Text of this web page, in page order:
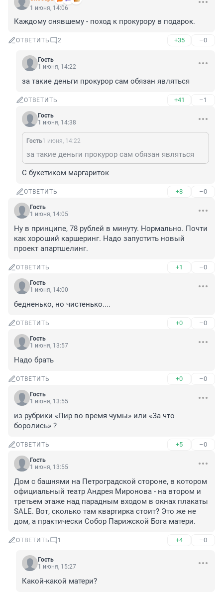
1 июня, 14:06
Каждому снявшему - поход к прокурору в подарок.
ОТВЕТИТЬ 2 +35 –0
Гость
1 июня, 14:22
за такие деньги прокурор сам обязан являться
ОТВЕТИТЬ +41 –1
Гость
1 июня, 14:38
Гость1 июня, 14:22
за такие деньги прокурор сам обязан являться
С букетиком маргариток
ОТВЕТИТЬ +8 –0
Гость
1 июня, 14:05
Ну в принципе, 78 рублей в минуту. Нормально. Почти
как хороший каршеринг. Надо запустить новый
проект апартшелинг.
ОТВЕТИТЬ +1 –0
Гость
1 июня, 14:00
бедненько, но чистенько....
ОТВЕТИТЬ +0 –0
Гость
1 июня, 13:57
Надо брать
ОТВЕТИТЬ +0 –0
Гость
1 июня, 13:55
из рубрики «Пир во время чумы» или «За что
боролись» ?
ОТВЕТИТЬ +5 –0
Гость
1 июня, 13:55
Дом с башнями на Петроградской стороне, в котором
официальный театр Андрея Миронова - на втором и
третьем этаже над парадным входом в окнах плакаты
SALE. Вот, сколько там квартирка стоит? Это же не
дом, а практически Собор Парижской Бога матери.
ОТВЕТИТЬ 1 +4 –0
Гость
1 июня, 15:27
Какой-какой матери?